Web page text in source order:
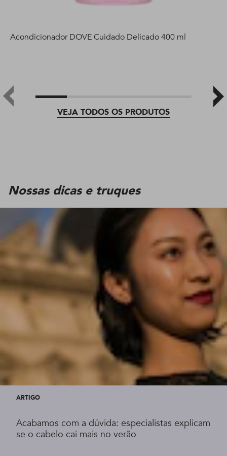
VEJA TODOS OS PRODUTOS
Acondicionador DOVE Cuidado Delicado 400 ml
Nossas dicas e truques
ARTIGO
Acabamos com a dúvida: especialistas explicam
se o cabelo cai mais no verão